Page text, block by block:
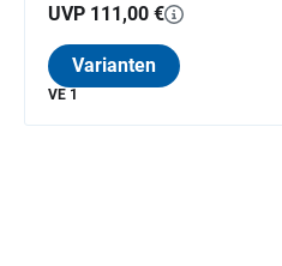
UVP 111,00 €
Varianten
VE 1